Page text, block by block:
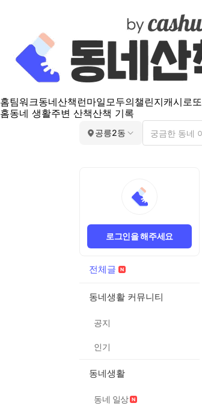
홈팀워크동네산책 런마일모두의챌린지캐시로또
홈동네 생활주변 산책산책 기록
공릉2동
로그인을 해주세요
전체글
동네생활 커뮤니티
공지
인기
동네생활
동네 일상